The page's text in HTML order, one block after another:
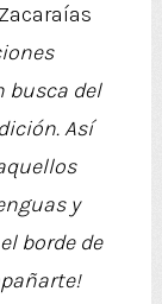
busca del
Así
y
borde de